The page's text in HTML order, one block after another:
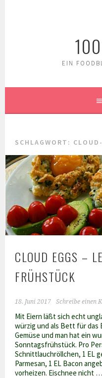
EIN
SCHLAGWORT:
CLOUD EGGS –
FRÜHSTÜCK
18. Juni 2017 Schreibe einen
Mit Eiern läßt sich echt
würzig und als Bett für das
Gemüse und man hat ein
Sonntagsfrühstück. Pro
Schnittlauchröllchen, 1 EL
Parmesan, 1 EL Bacon
vorheizen. Eischnee nicht